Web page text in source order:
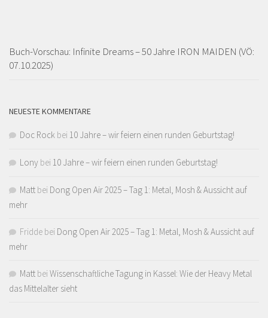
Buch-Vorschau: Infinite Dreams – 50 Jahre IRON MAIDEN (VÖ:
07.10.2025)
NEUESTE KOMMENTARE
Doc Rock bei 10 Jahre – wir feiern einen runden Geburtstag!
Lony bei 10 Jahre – wir feiern einen runden Geburtstag!
Matt bei Dong Open Air 2025 – Tag 1: Metal, Mosh & Aussicht auf
mehr
Fridde bei Dong Open Air 2025 – Tag 1: Metal, Mosh & Aussicht auf
mehr
Matt bei Wissenschaftliche Tagung in Kassel: Wie der Heavy Metal
das Mittelalter sieht